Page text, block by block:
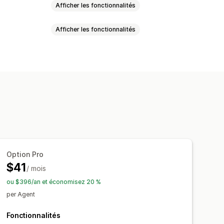
Afficher les fonctionnalités
Afficher les fonctionnalités
Fenêtre de chat
Boutons du chat
Option Pro
$41/ mois
ou $396/an et économisez 20 %
per Agent
Fonctionnalités